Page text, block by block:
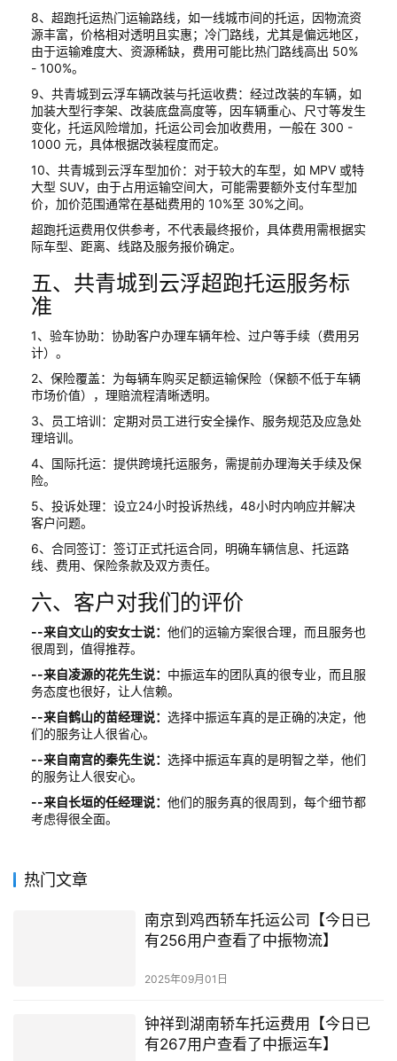
8、超跑托运热门运输路线，如一线城市间的托运，因物流资
源丰富，价格相对透明且实惠；冷门路线，尤其是偏远地区，
由于运输难度大、资源稀缺，费用可能比热门路线高出 50%
- 100%。
9、共青城到云浮车辆改装与托运收费：经过改装的车辆，如
加装大型行李架、改装底盘高度等，因车辆重心、尺寸等发生
变化，托运风险增加，托运公司会加收费用，一般在 300 -
1000 元，具体根据改装程度而定。
10、共青城到云浮车型加价：对于较大的车型，如 MPV 或特
大型 SUV，由于占用运输空间大，可能需要额外支付车型加
价，加价范围通常在基础费用的 10%至 30%之间。
超跑托运费用仅供参考，不代表最终报价，具体费用需根据实
际车型、距离、线路及服务报价确定。
五、共青城到云浮超跑托运服务标
准
1、验车协助：协助客户办理车辆年检、过户等手续（费用另
计）。
2、保险覆盖：为每辆车购买足额运输保险（保额不低于车辆
市场价值），理赔流程清晰透明。
3、员工培训：定期对员工进行安全操作、服务规范及应急处
理培训。
4、国际托运：提供跨境托运服务，需提前办理海关手续及保
险。
5、投诉处理：设立24小时投诉热线，48小时内响应并解决
客户问题。
6、合同签订：签订正式托运合同，明确车辆信息、托运路
线、费用、保险条款及双方责任。
六、客户对我们的评价
--来自文山的安女士说： 他们的运输方案很合理，而且服务也
很周到，值得推荐。
--来自凌源的花先生说： 中振运车的团队真的很专业，而且服
务态度也很好，让人信赖。
--来自鹤山的苗经理说： 选择中振运车真的是正确的决定，他
们的服务让人很省心。
--来自南宫的秦先生说： 选择中振运车真的是明智之举，他们
的服务让人很安心。
--来自长垣的任经理说： 他们的服务真的很周到，每个细节都
考虑得很全面。
热门文章
南京到鸡西轿车托运公司【今日已
有256用户查看了中振物流】
2025年09月01日
钟祥到湖南轿车托运费用【今日已
有267用户查看了中振运车】